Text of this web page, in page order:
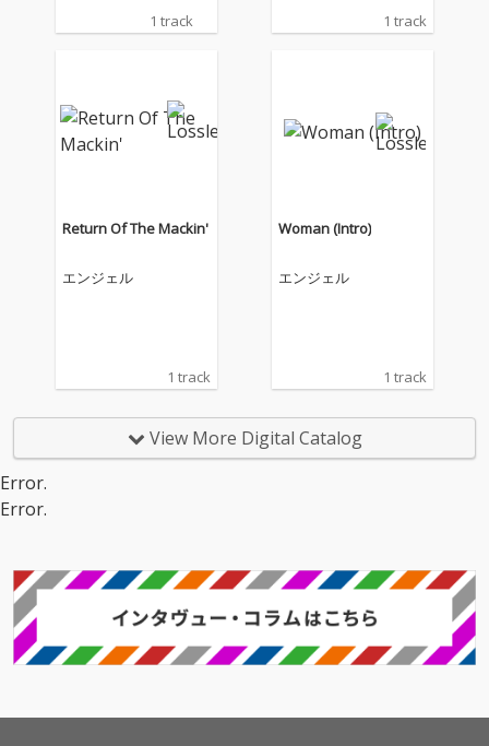
1 track 1 track
Return Of The Mackin'
エンジェル
1 track
Woman (Intro)
エンジェル
1 track
View More Digital Catalog
Error.
Error.